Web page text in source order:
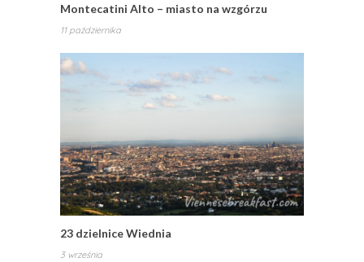
Montecatini Alto – miasto na wzgórzu
11 października
23 dzielnice Wiednia
3 września